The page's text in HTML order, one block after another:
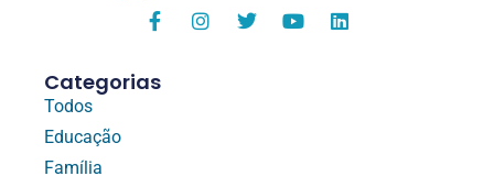
Categorias
Todos
Educação
Família